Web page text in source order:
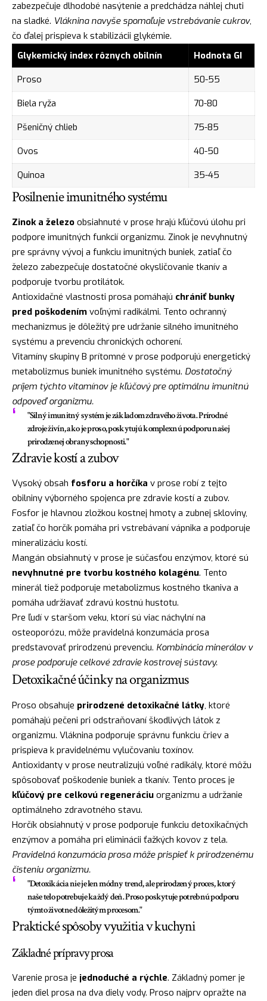
zabezpečuje dlhodobé nasýtenie a predchádza náhlej chuti
na sladké. Vláknina navyše spomaľuje vstrebávanie cukrov,
čo ďalej prispieva k stabilizácii glykémie.
Glykemický index rôznych obilnín
Hodnota GI
Proso
50-55
Biela ryža
70-80
Pšeničný chlieb
75-85
Ovos
40-50
Quinoa
35-45
Posilnenie imunitného systému
Zinok a železo obsiahnuté v prose hrajú kľúčovú úlohu pri
podpore imunitných funkcií organizmu. Zinok je nevyhnutný
pre správny vývoj a funkciu imunitných buniek, zatiaľ čo
železo zabezpečuje dostatočné okysličovanie tkanív a
podporuje tvorbu protilátok.
Antioxidačné vlastnosti prosa pomáhajú chrániť bunky
pred poškodením voľnými radikálmi. Tento ochranný
mechanizmus je dôležitý pre udržanie silného imunitného
systému a prevenciu chronických ochorení.
Vitamíny skupiny B prítomné v prose podporujú energetický
metabolizmus buniek imunitného systému. Dostatočný
príjem týchto vitamínov je kľúčový pre optimálnu imunitnú
odpoveď organizmu.
"Silný imunitný systém je základom zdravého života. Prírodné
zdroje živín, ako je proso, poskytujú komplexnú podporu našej
prirodzenej obranyschopnosti."
Zdravie kostí a zubov
Vysoký obsah fosforu a horčíka v prose robí z tejto
obilniny výborného spojenca pre zdravie kostí a zubov.
Fosfor je hlavnou zložkou kostnej hmoty a zubnej skloviny,
zatiaľ čo horčík pomáha pri vstrebávaní vápnika a podporuje
mineralizáciu kostí.
Mangán obsiahnutý v prose je súčasťou enzýmov, ktoré sú
nevyhnutné pre tvorbu kostného kolagénu. Tento
minerál tiež podporuje metabolizmus kostného tkaniva a
pomáha udržiavať zdravú kostnú hustotu.
Pre ľudí v staršom veku, ktorí sú viac náchylní na
osteoporózu, môže pravidelná konzumácia prosa
predstavovať prirodzenú prevenciu. Kombinácia minerálov v
prose podporuje celkové zdravie kostrovej sústavy.
Detoxikačné účinky na organizmus
Proso obsahuje prirodzené detoxikačné látky, ktoré
pomáhajú pečeni pri odstraňovaní škodlivých látok z
organizmu. Vláknina podporuje správnu funkciu čriev a
prispieva k pravidelnému vylučovaniu toxínov.
Antioxidanty v prose neutralizujú voľné radikály, ktoré môžu
spôsobovať poškodenie buniek a tkanív. Tento proces je
kľúčový pre celkovú regeneráciu organizmu a udržanie
optimálneho zdravotného stavu.
Horčík obsiahnutý v prose podporuje funkciu detoxikačných
enzýmov a pomáha pri eliminácii ťažkých kovov z tela.
Pravidelná konzumácia prosa môže prispieť k prirodzenému
čisteniu organizmu.
"Detoxikácia nie je len módny trend, ale prirodzený proces, ktorý
naše telo potrebuje každý deň. Proso poskytuje potrebnú podporu
týmto životne dôležitým procesom."
Praktické spôsoby využitia v kuchyni
Základné prípravy prosa
Varenie prosa je jednoduché a rýchle. Základný pomer je
jeden diel prosa na dva diely vody. Proso najprv opražte na